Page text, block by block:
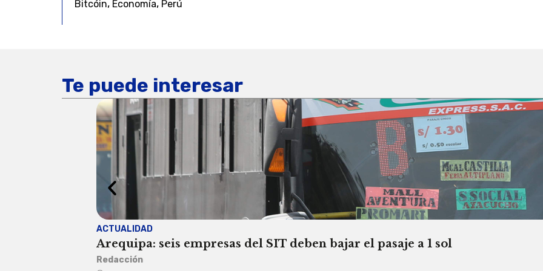
Bitcóin, Economía, Perú
Te puede interesar
ACTUALIDAD
Arequipa: seis empresas del SIT deben bajar el pasaje a 1 sol
Redacción